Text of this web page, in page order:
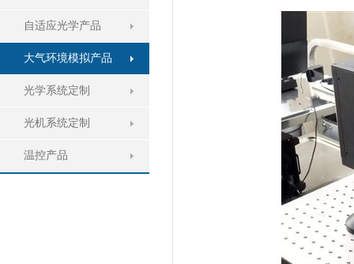
自适应光学产品
大气环境模拟产品
光学系统定制
光机系统定制
温控产品